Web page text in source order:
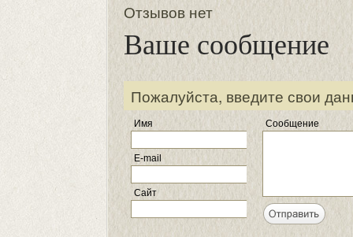
Отзывов нет
Ваше сообщение
Пожалуйста, введите свои
Имя
E-mail
Сайт
Сообщение